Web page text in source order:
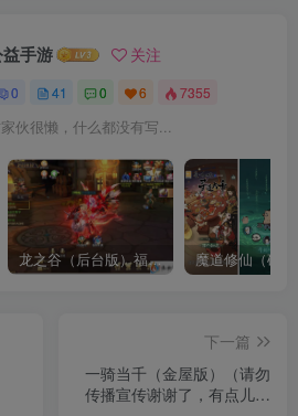
手游 关注
0 41 0 6 7355
伙很懒，什么都没有写...
龙之谷（后台版）福利超多 魔道修仙（砍
下一篇
一骑当千（金屋版）（请勿
传播宣传谢谢了，有点儿违